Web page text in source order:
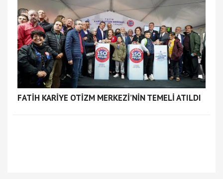
FATİH KARİYE OTİZM MERKEZİ’NİN TEMELİ ATILDI